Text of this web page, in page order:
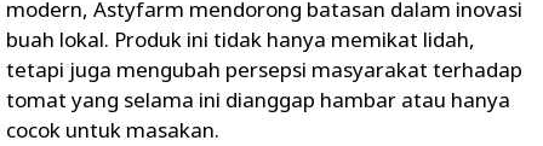
modern, Astyfarm mendorong batasan dalam inovasi
buah lokal. Produk ini tidak hanya memikat lidah,
tetapi juga mengubah persepsi masyarakat terhadap
tomat yang selama ini dianggap hambar atau hanya
cocok untuk masakan.